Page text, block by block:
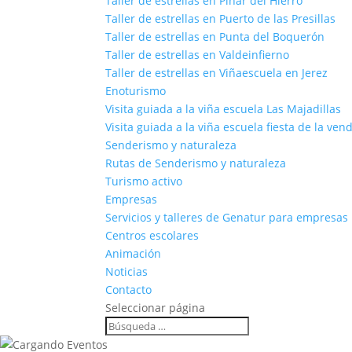
Taller de estrellas en Puerto de las Presillas
Taller de estrellas en Punta del Boquerón
Taller de estrellas en Valdeinfierno
Taller de estrellas en Viñaescuela en Jerez
Enoturismo
Visita guiada a la viña escuela Las Majadillas
Visita guiada a la viña escuela fiesta de la
Senderismo y naturaleza
Rutas de Senderismo y naturaleza
Turismo activo
Empresas
Servicios y talleres de Genatur para empresas
Centros escolares
Animación
Noticias
Contacto
Seleccionar página